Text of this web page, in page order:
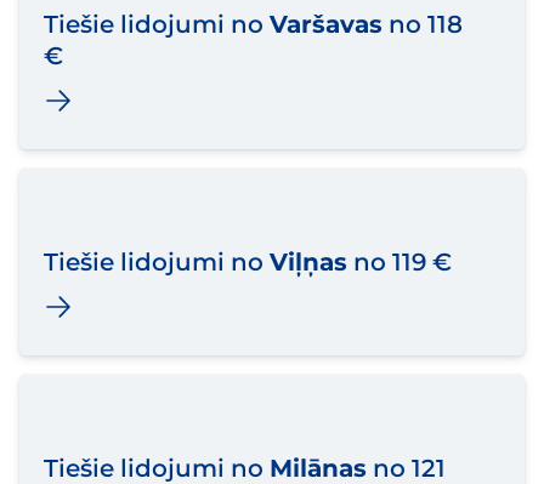
Tiešie lidojumi no Varšavas no 118
€
Tiešie lidojumi no Viļņas no 119 €
Tiešie lidojumi no Milānas no 121